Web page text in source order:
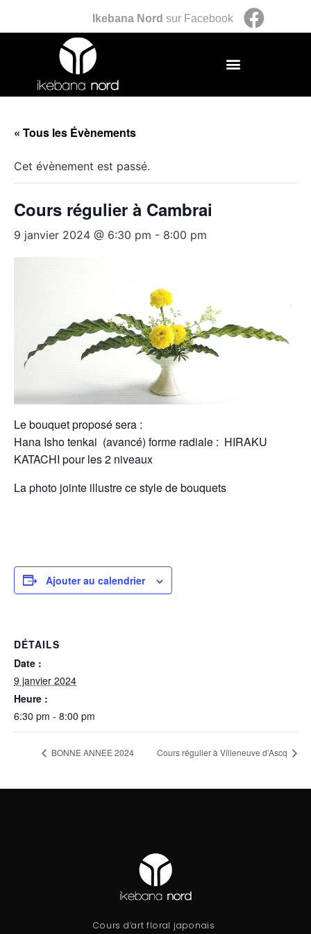
Ikebana Nord sur Facebook
« Tous les Évènements
Cet évènement est passé.
Cours régulier à Cambrai
9 janvier 2024 @ 6:30 pm - 8:00 pm
Le bouquet proposé sera :
Hana Isho tenkai (avancé) forme radiale : HIRAKU
KATACHI pour les 2 niveaux
La photo jointe illustre ce style de bouquets
Ajouter au calendrier
DÉTAILS
Date :
9 janvier 2024
Heure :
6:30 pm - 8:00 pm
BONNE ANNEE 2024 Cours régulier à Villeneuve d’Ascq
Cours d’art floral japonais